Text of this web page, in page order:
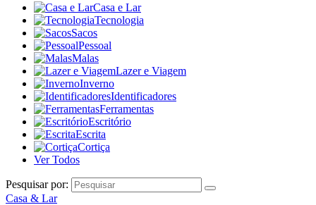
Casa e Lar
Tecnologia
Sacos
Pessoal
Malas
Lazer e Viagem
Inverno
Identificadores
Ferramentas
Escritório
Escrita
Cortiça
Ver Todos
Pesquisar por:
Casa & Lar